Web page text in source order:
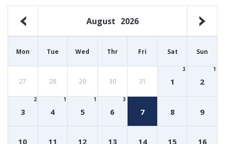
August 2026
Mon Tue Wed Thr Fri Sat Sun
27 28 29 30 31 1
3
2
1
3
2
4
1
5
1
6
3
7 8 9
10 11 12 13 14 15 16